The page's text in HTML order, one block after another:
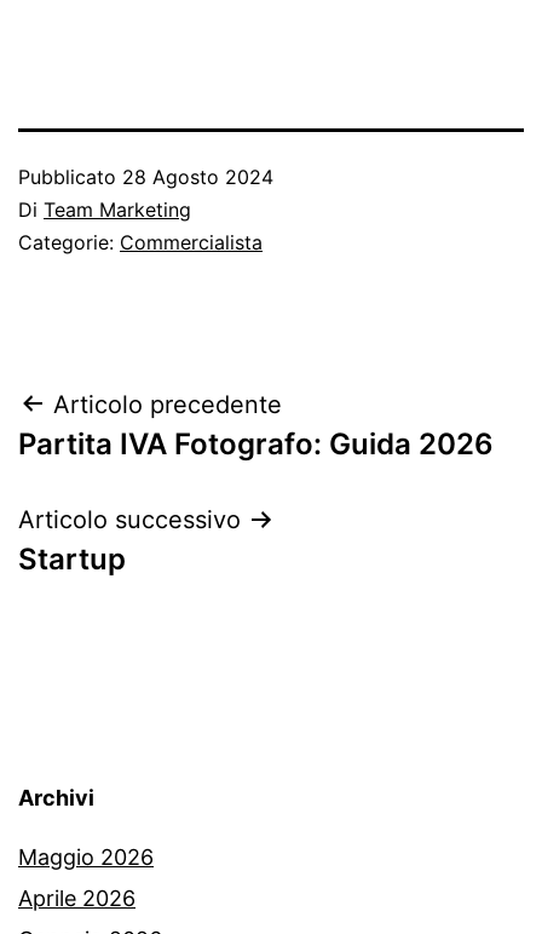
Pubblicato 28 Agosto 2024
Di Team Marketing
Categorie: Commercialista
Navigazione
articoli
Articolo precedente
Partita IVA Fotografo: Guida 2026
Articolo successivo
Startup
Archivi
Maggio 2026
Aprile 2026